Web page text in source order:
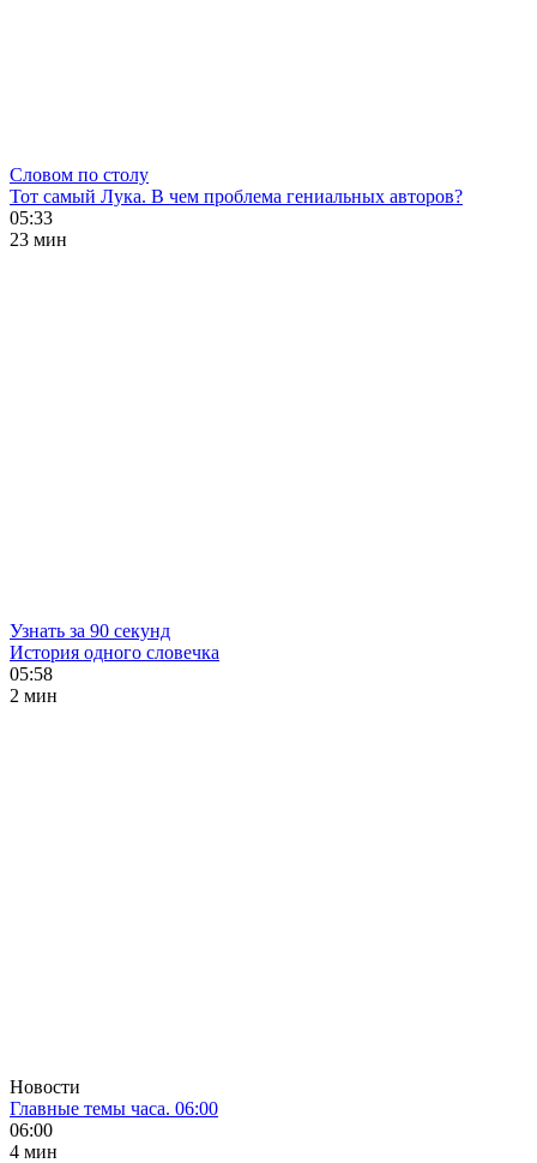
Словом по столу
Тот самый Лука. В чем проблема гениальных авторов?
05:33
23 мин
Узнать за 90 секунд
История одного словечка
05:58
2 мин
Новости
Главные темы часа. 06:00
06:00
4 мин